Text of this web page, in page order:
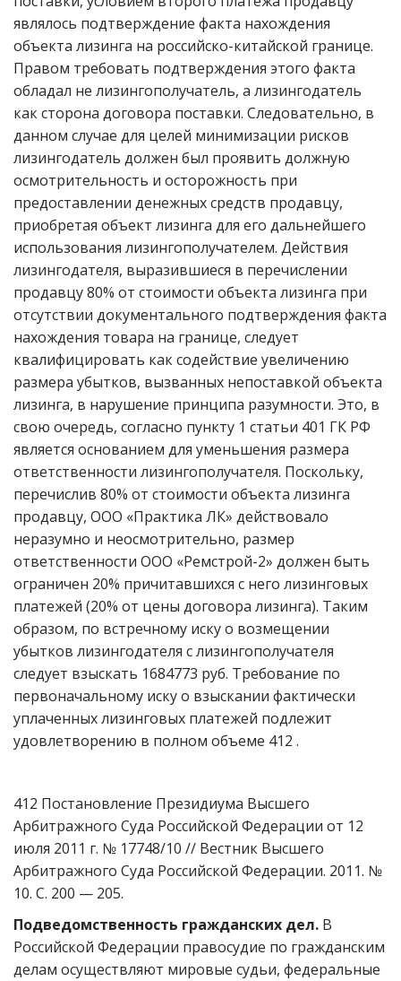
являлось подтверждение факта нахождения
объекта лизинга на российско-китайской границе.
Правом требовать подтверждения этого факта
обладал не лизингополучатель, а лизингодатель
как сторона договора поставки. Следовательно, в
данном случае для целей минимизации рисков
лизингодатель должен был проявить должную
осмотрительность и осторожность при
предоставлении денежных средств продавцу,
приобретая объект лизинга для его дальнейшего
использования лизингополучателем. Действия
лизингодателя, выразившиеся в перечислении
продавцу 80% от стоимости объекта лизинга при
отсутствии документального подтверждения факта
нахождения товара на границе, следует
квалифицировать как содействие увеличению
размера убытков, вызванных непоставкой объекта
лизинга, в нарушение принципа разумности. Это, в
свою очередь, согласно пункту 1 статьи 401 ГК РФ
является основанием для уменьшения размера
ответственности лизингополучателя. Поскольку,
перечислив 80% от стоимости объекта лизинга
продавцу, ООО «Практика ЛК» действовало
неразумно и неосмотрительно, размер
ответственности ООО «Ремстрой-2» должен быть
ограничен 20% причитавшихся с него лизинговых
платежей (20% от цены договора лизинга). Таким
образом, по встречному иску о возмещении
убытков лизингодателя с лизингополучателя
следует взыскать 1684773 руб. Требование по
первоначальному иску о взыскании фактически
уплаченных лизинговых платежей подлежит
удовлетворению в полном объеме 412 .
412 Постановление Президиума Высшего
Арбитражного Суда Российской Федерации от 12
июля 2011 г. № 17748/10 // Вестник Высшего
Арбитражного Суда Российской Федерации. 2011. №
10. С. 200 — 205.
Подведомственность гражданских дел. В
Российской Федерации правосудие по гражданским
делам осуществляют мировые судьи, федеральные